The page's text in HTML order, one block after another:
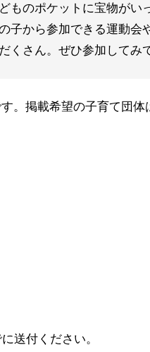
ものポケットに宝物がい
子から参加できる運動会
くさん。ぜひ参加してみ
。掲載希望の子育て団体
送付ください。